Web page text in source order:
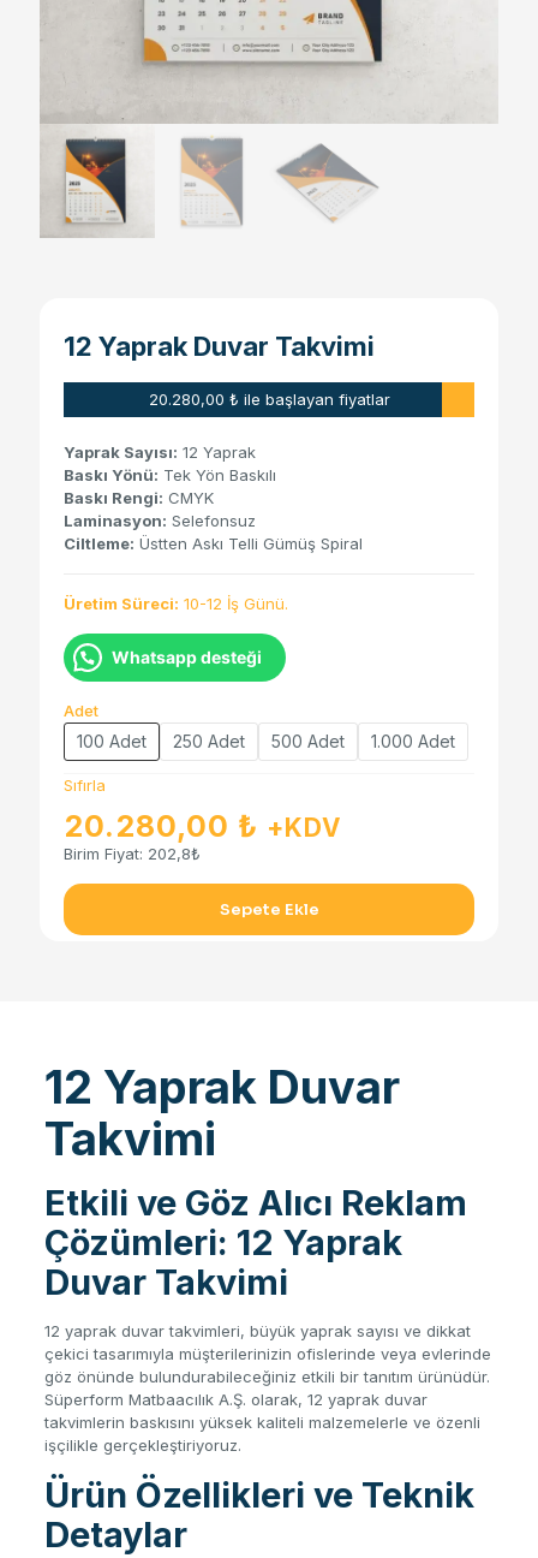
12 Yaprak Duvar Takvimi
20.280,00 ₺ ile başlayan fiyatlar
Yaprak Sayısı: 12 Yaprak
Baskı Yönü: Tek Yön Baskılı
Baskı Rengi: CMYK
Laminasyon: Selefonsuz
Ciltleme: Üstten Askı Telli Gümüş Spiral
Üretim Süreci: 10-12 İş Günü.
Whatsapp desteği
Adet
100 Adet 250 Adet 500 Adet 1.000 Adet
Sıfırla
20.280,00 ₺ +KDV
Birim Fiyat: 202,8₺
Sepete Ekle
12 Yaprak Duvar
Takvimi
Etkili ve Göz Alıcı Reklam
Çözümleri: 12 Yaprak
Duvar Takvimi
12 yaprak duvar takvimleri, büyük yaprak sayısı ve dikkat
çekici tasarımıyla müşterilerinizin ofislerinde veya evlerinde
göz önünde bulundurabileceğiniz etkili bir tanıtım ürünüdür.
Süperform Matbaacılık A.Ş. olarak, 12 yaprak duvar
takvimlerin baskısını yüksek kaliteli malzemelerle ve özenli
işçilikle gerçekleştiriyoruz.
Ürün Özellikleri ve Teknik
Detaylar